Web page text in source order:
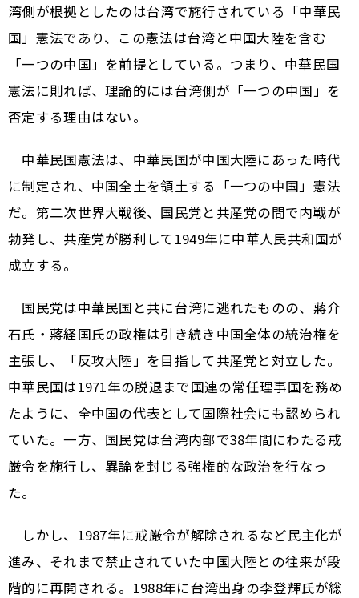
湾側が根拠としたのは台湾で施行されている「中華民
国」憲法であり、この憲法は台湾と中国大陸を含む
「一つの中国」を前提としている。つまり、中華民国
憲法に則れば、理論的には台湾側が「一つの中国」を
否定する理由はない。
中華民国憲法は、中華民国が中国大陸にあった時代
に制定され、中国全土を領土する「一つの中国」憲法
だ。第二次世界大戦後、国民党と共産党の間で内戦が
勃発し、共産党が勝利して1949年に中華人民共和国が
成立する。
国民党は中華民国と共に台湾に逃れたものの、蔣介
石氏・蔣経国氏の政権は引き続き中国全体の統治権を
主張し、「反攻大陸」を目指して共産党と対立した。
中華民国は1971年の脱退まで国連の常任理事国を務め
たように、全中国の代表として国際社会にも認められ
ていた。一方、国民党は台湾内部で38年間にわたる戒
厳令を施行し、異論を封じる強権的な政治を行なっ
た。
しかし、1987年に戒厳令が解除されるなど民主化が
進み、それまで禁止されていた中国大陸との往来が段
階的に再開される。1988年に台湾出身の李登輝氏が総